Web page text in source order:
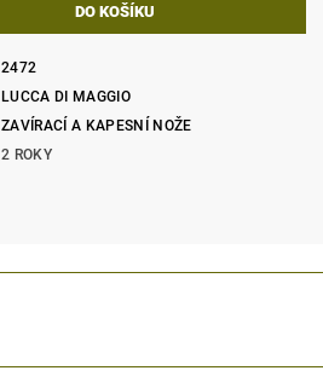
2472
LUCCA DI MAGGIO
ZAVÍRACÍ A KAPESNÍ NOŽE
2 ROKY